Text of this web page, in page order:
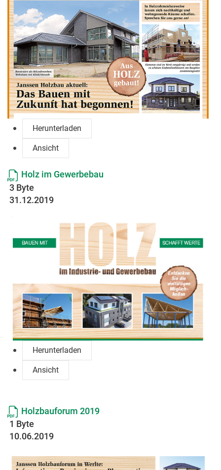
Herunterladen
Ansicht
Holz im Gewerbebau
3 Byte
31.12.2019
Herunterladen
Ansicht
Holzbauforum 2019
1 Byte
10.06.2019